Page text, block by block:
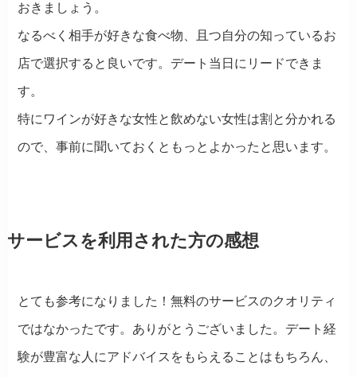
おきましょう。
なるべく相手が好きな食べ物、且つ自分の知っているお
店で選択すると良いです。デート当日にリードできま
す。
特にワインが好きな女性と飲めない女性は割と分かれる
ので、事前に聞いておくともっとよかったと思います。
サービスを利用された方の感想
とても参考になりました！無料のサービスのクオリティ
ではなかったです。ありがとうございました。デート経
験が豊富な人にアドバイスをもらえることはもちろん、